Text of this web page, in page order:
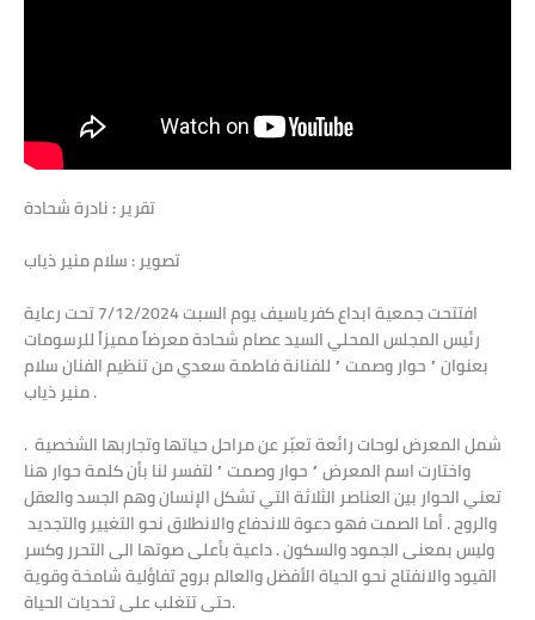
تصوير : سلام منير ذياب
افتتحت جمعية ابداع كفرياسيف يوم السبت 7/12/2024 تحت رعاية
رئيس المجلس المحلي السيد عصام شحادة معرضاً مميزاً للرسومات
بعنوان ” حوار وصمت ” للفنانة فاطمة سعدي من تنظيم الفنان سلام
منير ذياب .
شمل المعرض لوحات رائعة تعبّر عن مراحل حياتها وتجاربها الشخصية .
واختارت اسم المعرض ” حوار وصمت ” لتفسر لنا بأن كلمة حوار هنا
تعني الحوار بين العناصر الثلاثة التي تشكل الإنسان وهم الجسد والعقل
والروح . أما الصمت فهو دعوة للاندفاع والانطلاق نحو التغيير والتجديد
وليس بمعنى الجمود والسكون . داعية بأعلى صوتها الى التحرر وكسر
القيود والانفتاح نحو الحياة الأفضل والعالم بروح تفاؤلية شامخة وقوية
حتى تتغلب على تحديات الحياة.